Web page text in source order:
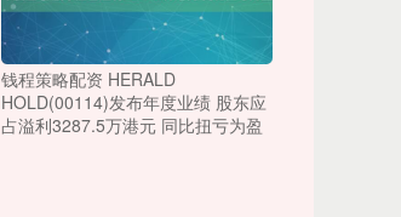
钱程策略配资 HERALD
HOLD(00114)发布年度业绩 股东应
占溢利3287.5万港元 同比扭亏为盈